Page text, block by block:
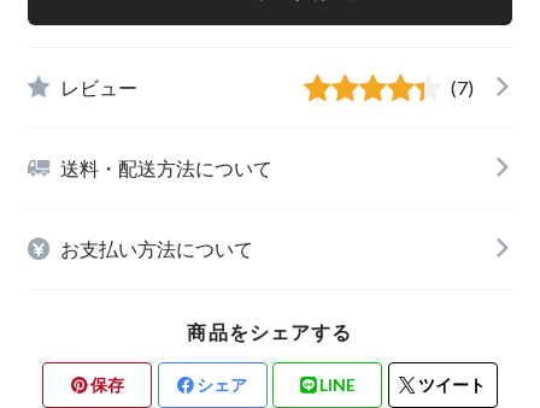
レビュー (7)
送料・配送方法について
お支払い方法について
商品をシェアする
保存 シェア LINE ツイート